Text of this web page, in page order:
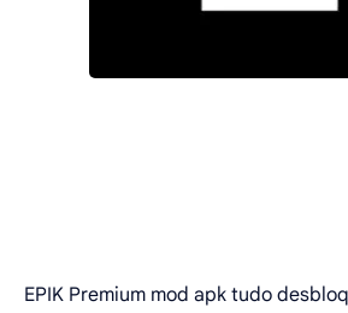
EPIK Premium mod apk tudo